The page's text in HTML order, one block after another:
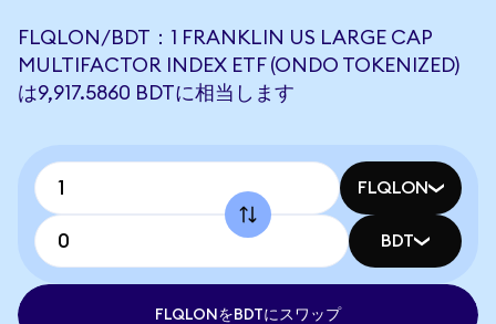
FLQLON/BDT：1 FRANKLIN US LARGE CAP
MULTIFACTOR INDEX ETF (ONDO TOKENIZED)
は9,917.5860 BDTに相当します
FLQLON
BDT
FLQLONをBDTにスワップ